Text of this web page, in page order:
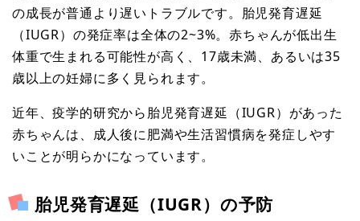
の成長が普通より遅いトラブルです。胎児発育遅延
（IUGR）の発症率は全体の2~3%。赤ちゃんが低出生
体重で生まれる可能性が高く、17歳未満、あるいは35
歳以上の妊婦に多く見られます。
近年、疫学的研究から胎児発育遅延（IUGR）があった
赤ちゃんは、成人後に肥満や生活習慣病を発症しやす
いことが明らかになっています。
胎児発育遅延（IUGR）の予防